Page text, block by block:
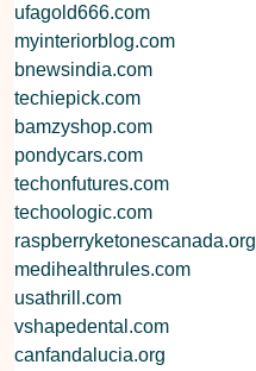
ufagold666.com
myinteriorblog.com
bnewsindia.com
techiepick.com
bamzyshop.com
pondycars.com
techonfutures.com
techoologic.com
raspberryketonescanada.org
medihealthrules.com
usathrill.com
vshapedental.com
canfandalucia.org